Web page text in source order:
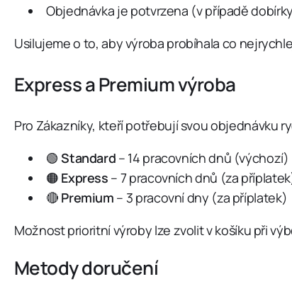
Objednávka je potvrzena (v případě
Usilujeme o to, aby výroba probíhala co
Express a Premium výroba
Pro Zákazníky, kteří potřebují svou objednávku
🟢Standard – 14 pracovních dnů (výchozí)
🟠 Express – 7 pracovních dnů (za
🔴 Premium – 3 pracovní dny (za příplatek)
Možnost prioritní výroby lze zvolit v košíku při
Metody doručení